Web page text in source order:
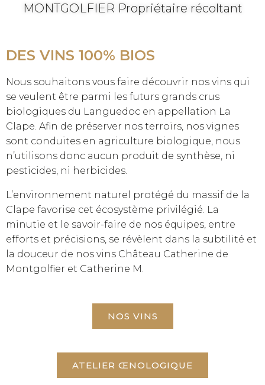
MONTGOLFIER Propriétaire récoltant
DES VINS 100% BIOS
Nous souhaitons vous faire découvrir nos vins qui
se veulent être parmi les futurs grands crus
biologiques du Languedoc en appellation La
Clape. Afin de préserver nos terroirs, nos vignes
sont conduites en agriculture biologique, nous
n’utilisons donc aucun produit de synthèse, ni
pesticides, ni herbicides.
L’environnement naturel protégé du massif de la
Clape favorise cet écosystème privilégié. La
minutie et le savoir-faire de nos équipes, entre
efforts et précisions, se révèlent dans la subtilité et
la douceur de nos vins Château Catherine de
Montgolfier et Catherine M.
NOS VINS
ATELIER ŒNOLOGIQUE